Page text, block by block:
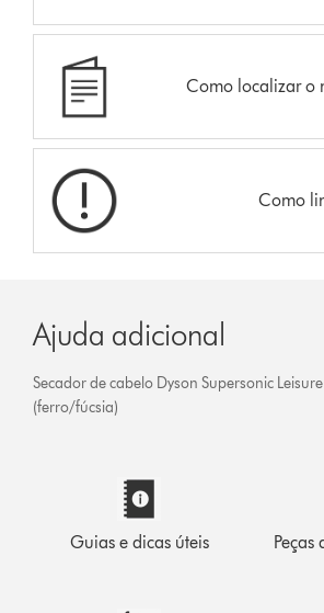
Como localizar o
Como
Ajuda adicional
Secador de cabelo Dyson Supersonic
(ferro/fúcsia)
Guias e dicas úteis Peças